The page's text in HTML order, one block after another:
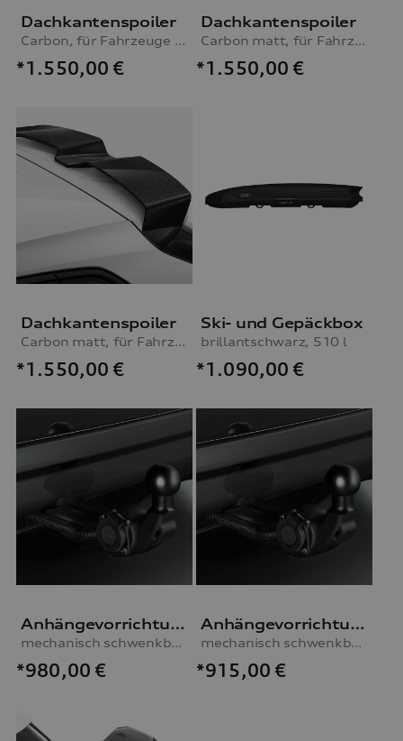
Dachkantenspoiler
Carbon, für Fahrzeuge mit S line Exterieurpaket
*1.550,00 €
Dachkantenspoiler
Carbon matt, für Fahrzeuge ohne S line Exterieurpaket
*1.550,00 €
Dachkantenspoiler
Carbon matt, für Fahrzeuge mit S line Exterieurpaket
*1.550,00 €
Ski- und Gepäckbox
brillantschwarz, 510 l
*1.090,00 €
Anhängevorrichtung
mechanisch schwenkbar, inkl. E-Satz, für Fahrzeuge ohne Vorbereitung für AHV
*980,00 €
Anhängevorrichtung
mechanisch schwenkbar, inkl. E-Satz, für Fahrzeuge mit Vorbereitung für AHV
*915,00 €